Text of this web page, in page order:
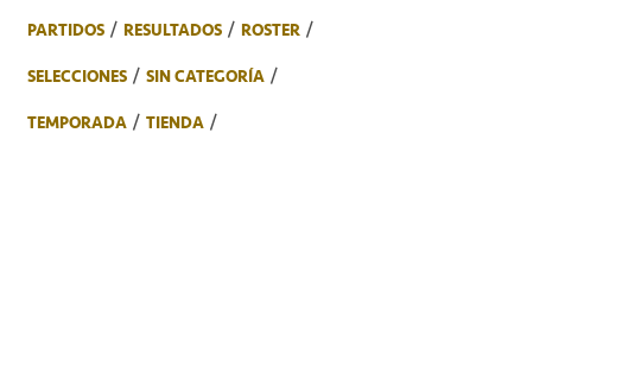
PARTIDOS
RESULTADOS
ROSTER
SELECCIONES
SIN CATEGORÍA
TEMPORADA
TIENDA